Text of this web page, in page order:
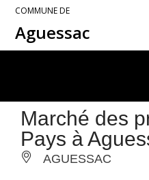
COMMUNE DE
Aguessac
Marché des
Pays à
AGUESSAC